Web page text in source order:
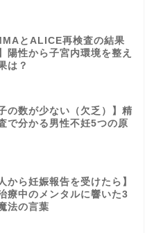
とALICE再検査の結果
陽性から子宮内環境を整え
は？
の数が少ない（欠乏）】精
で分かる男性不妊5つの原
から妊娠報告を受けたら】
療中のメンタルに響いた3
法の言葉